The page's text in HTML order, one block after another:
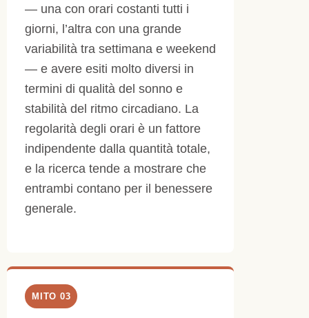
— una con orari costanti tutti i
giorni, l’altra con una grande
variabilità tra settimana e weekend
— e avere esiti molto diversi in
termini di qualità del sonno e
stabilità del ritmo circadiano. La
regolarità degli orari è un fattore
indipendente dalla quantità totale,
e la ricerca tende a mostrare che
entrambi contano per il benessere
generale.
MITO 03